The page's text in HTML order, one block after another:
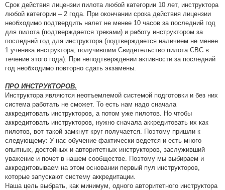
Срок действия лицензии пилота любой категории 10 лет, инструктора
любой категории – 2 года. При окончании срока действия лицензии
необходимо подтвердить налет не менее 10 часов за последний год
для пилота (подтверждается треками) и работу инструктором за
последний год для инструктора (подтверждается наличием не менее
1 ученика инструктора, получившим Свидетельство пилота СВС в
течение этого года). При неподтверждении активности за последний
год необходимо повторно сдать экзамены.
ПРО ИНСТРУКТОРОВ.
Инструктора являются неотъемлемой системой подготовки и без них
система работать не сможет. То есть нам надо сначала
аккредитовать инструкторов, а потом уже пилотов. Но чтобы
аккредитовать инструкторов, нужно сначала аккредитовать их как
пилотов, вот такой замкнут круг получается. Поэтому пришли к
следующему: У нас обучение фактически ведется и есть много
опытных, достойных и авторитетных инструкторов, заслуживший
уважение и почет в нашем сообществе. Поэтому мы выбираем и
аккредитовываем на этом основании первый пул инструкторов,
которые запускают систему аккредитации.
Наша цель выбрать, как минимум, одного авторитетного инструктора